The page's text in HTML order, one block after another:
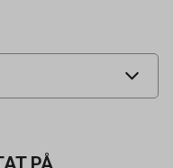
52152007
PÅ